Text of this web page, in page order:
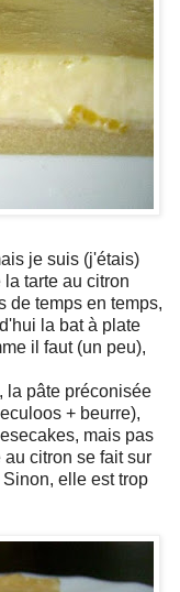
je suis (j'étais)
tarte au citron
de temps en temps,
la bat à plate
il faut (un peu),
la pâte préconisée
+ beurre),
mais pas
citron se fait sur
elle est trop